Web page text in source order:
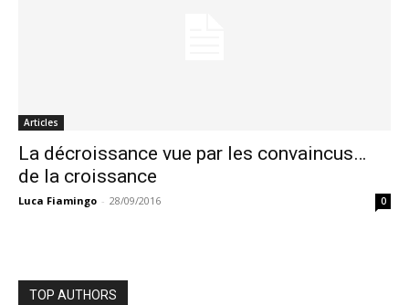
Articles
La décroissance vue par les convaincus…
de la croissance
Luca Fiamingo - 28/09/2016 0
TOP AUTHORS